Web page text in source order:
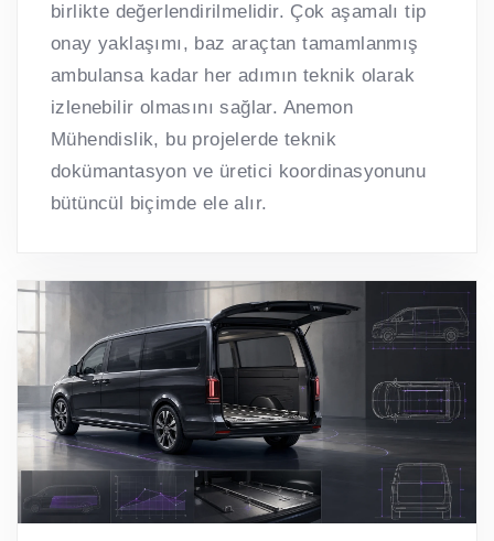
birlikte değerlendirilmelidir. Çok aşamalı tip
onay yaklaşımı, baz araçtan tamamlanmış
ambulansa kadar her adımın teknik olarak
izlenebilir olmasını sağlar. Anemon
Mühendislik, bu projelerde teknik
dokümantasyon ve üretici koordinasyonunu
bütüncül biçimde ele alır.